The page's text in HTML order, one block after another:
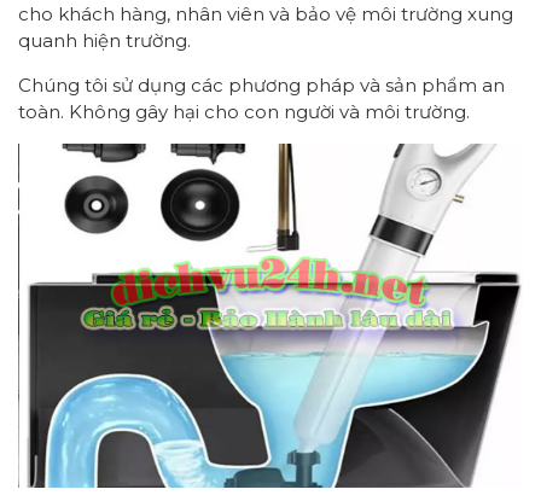
cho khách hàng, nhân viên và bảo vệ môi trường xung
quanh hiện trường.
Chúng tôi sử dụng các phương pháp và sản phẩm an
toàn. Không gây hại cho con người và môi trường.